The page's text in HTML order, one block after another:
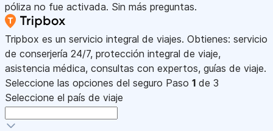
póliza no fue activada. Sin más preguntas.
Tripbox es un servicio integral de viajes. Obtienes: servicio
de conserjería 24/7, protección integral de viaje,
asistencia médica, consultas con expertos, guías de viaje.
Seleccione las opciones del seguro Paso 1 de 3
Seleccione el país de viaje